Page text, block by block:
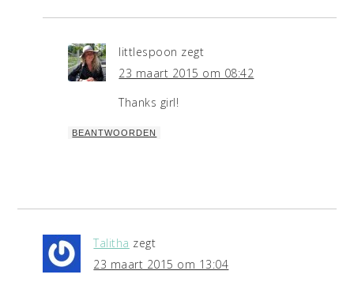
littlespoon zegt
23 maart 2015 om 08:42
Thanks girl!
BEANTWOORDEN
Talitha zegt
23 maart 2015 om 13:04